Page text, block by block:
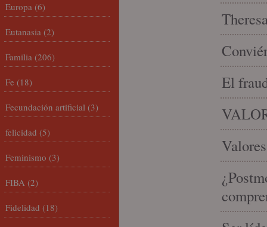
El
Europa (6)
Eutanasia (2)
Familia (206)
Fe (18)
Fecundación artificial (3)
felicidad (5)
Feminismo (3)
FIBA (2)
Fidelidad (18)